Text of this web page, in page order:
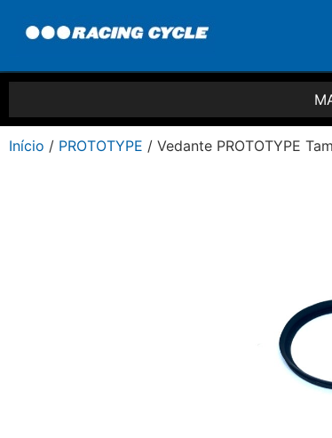
Início / PROTOTYPE / Vedante PROTOTYPE